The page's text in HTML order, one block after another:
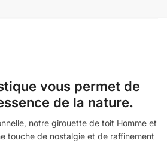
vous permet de
de la nature.
notre girouette de toit Homme et
touche de nostalgie et de raffinement